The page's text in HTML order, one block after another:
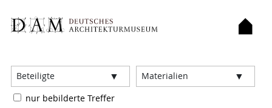
Beteiligte Materialien
nur bebilderte Treffer